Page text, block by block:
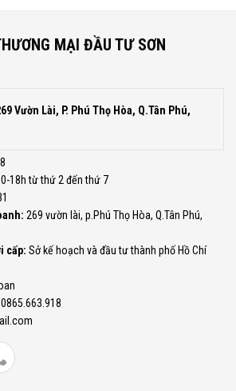
MẠI ĐẦU TƯ SƠN
Vườn Lài, P. Phú Thọ Hòa, Q.Tân Phú,
18h từ thứ 2 đến thứ 7
269 vườn lài, p.Phú Thọ Hòa, Q.Tân Phú,
cấp: Sở kế hoạch và đầu tư thành phố Hồ Chí